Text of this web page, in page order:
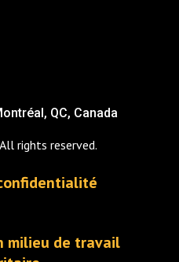
QC, Canada
rights reserved.
milieu de travail